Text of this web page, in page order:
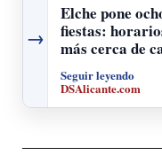
→
Elche pone
fiestas:
más cerca de
Seguir leyendo
DSAlicante.com